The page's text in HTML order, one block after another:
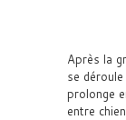
Après la
se
prolonge
entre